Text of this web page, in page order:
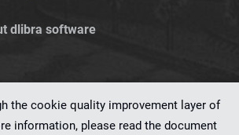
dlibra software
the cookie quality improvement layer of
information, please read the document